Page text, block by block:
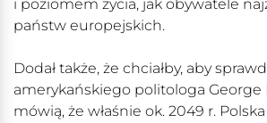
i poziomem życia, jak obywatele
państw europejskich.
Dodał także, że chciałby, aby
amerykańskiego politologa George
mówią, że właśnie ok. 2049 r.